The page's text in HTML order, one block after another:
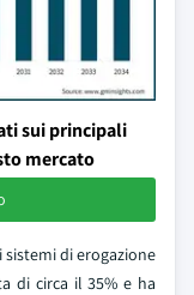
sui principali
mercato
di erogazione
di circa il 35% e ha